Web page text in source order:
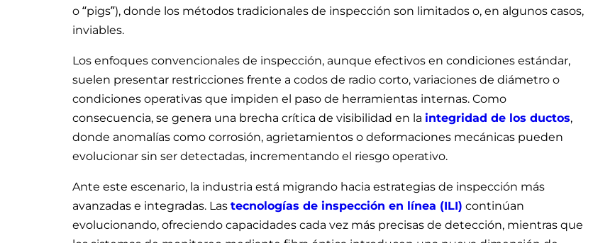
o “pigs”), donde los métodos tradicionales de inspección son limitados o, en algunos casos,
inviables.
Los enfoques convencionales de inspección, aunque efectivos en condiciones estándar,
suelen presentar restricciones frente a codos de radio corto, variaciones de diámetro o
condiciones operativas que impiden el paso de herramientas internas. Como
consecuencia, se genera una brecha crítica de visibilidad en la integridad de los ductos,
donde anomalías como corrosión, agrietamientos o deformaciones mecánicas pueden
evolucionar sin ser detectadas, incrementando el riesgo operativo.
Ante este escenario, la industria está migrando hacia estrategias de inspección más
avanzadas e integradas. Las tecnologías de inspección en línea (ILI) continúan
evolucionando, ofreciendo capacidades cada vez más precisas de detección, mientras que